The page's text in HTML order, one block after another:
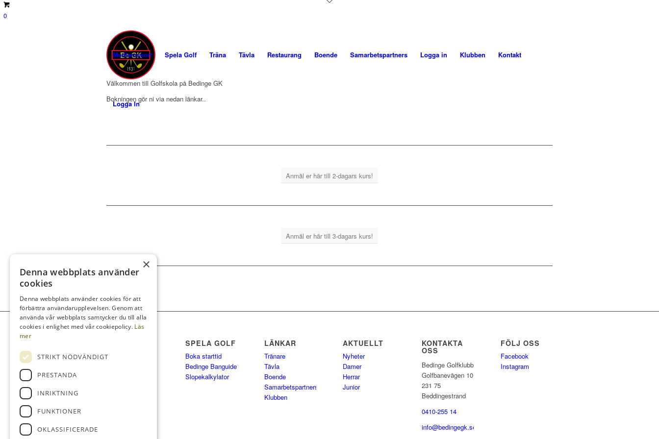
0
Medlemskort Spela Golf Träna Tävla Restaurang Boende Samarbetspartners Logga in Klubben Kontakt
Logga In
Välkommen till Golfskola på Bedinge GK
Bokningen gör ni via nedan länkar..
Anmäl er här till 2-dagars kurs!
Anmäl er här till 3-dagars kurs!
SPELA GOLF
Boka starttid
Bedinge Banguide
Slopekalkylator
LÄNKAR
Tränare
Tävla
Boende
Samarbetspartners
Klubben
AKTUELLT
Nyheter
Damer
Herrar
Junior
KONTAKTA
OSS
Bedinge Golfklubb
Golfbanevägen 10
231 75
Beddingestrand
0410-255 14
info@bedingegk.se
FÖLJ OSS
Facebook
Instagram
×
Denna webbplats använder
cookies
Denna webbplats använder cookies för att
förbättra användarupplevelsen. Genom att
använda vår webbplats samtycker du till alla
cookies i enlighet med vår cookiepolicy. Läs
mer
STRIKT NÖDVÄNDIGT
PRESTANDA
INRIKTNING
FUNKTIONER
OKLASSIFICERADE